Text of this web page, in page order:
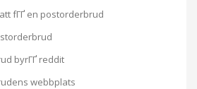
fГҐ en postorderbrud
byrГҐ reddit
webbplats